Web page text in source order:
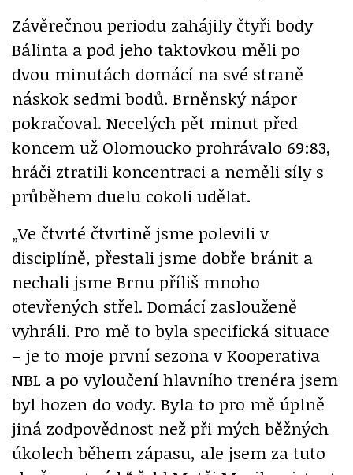
Závěrečnou periodu zahájily čtyři body
Bálinta a pod jeho taktovkou měli po
dvou minutách domácí na své straně
náskok sedmi bodů. Brněnský nápor
pokračoval. Necelých pět minut před
koncem už Olomoucko prohrávalo 69:83,
hráči ztratili koncentraci a neměli síly s
průběhem duelu cokoli udělat.
„Ve čtvrté čtvrtině jsme polevili v
disciplíně, přestali jsme dobře bránit a
nechali jsme Brnu příliš mnoho
otevřených střel. Domácí zaslouženě
vyhráli. Pro mě to byla specifická situace
– je to moje první sezona v Kooperativa
NBL a po vyloučení hlavního trenéra jsem
byl hozen do vody. Byla to pro mě úplně
jiná zodpovědnost než při mých běžných
úkolech během zápasu, ale jsem za tuto